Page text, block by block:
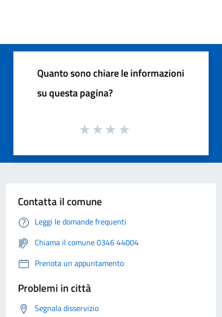
Quanto sono chiare le informazioni
su questa pagina?
Contatta il comune
Leggi le domande frequenti
Chiama il comune 0346 44004
Prenota un appuntamento
Problemi in città
Segnala disservizio